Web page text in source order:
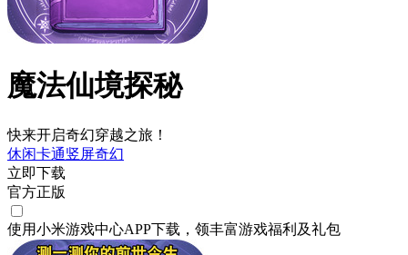
魔法仙境探秘
快来开启奇幻穿越之旅！
休闲卡通竖屏奇幻
立即下载
官方正版
使用小米游戏中心APP下载 ，领丰富游戏福利 及礼包